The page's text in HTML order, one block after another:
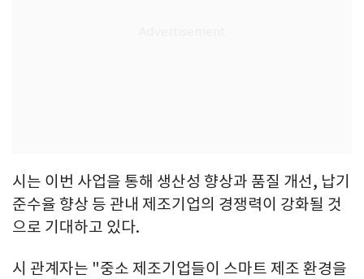
시는 이번 사업을 통해 생산성 향상과 품질 개선, 납기
준수율 향상 등 관내 제조기업의 경쟁력이 강화될 것
으로 기대하고 있다.
시 관계자는 "중소 제조기업들이 스마트 제조 환경을